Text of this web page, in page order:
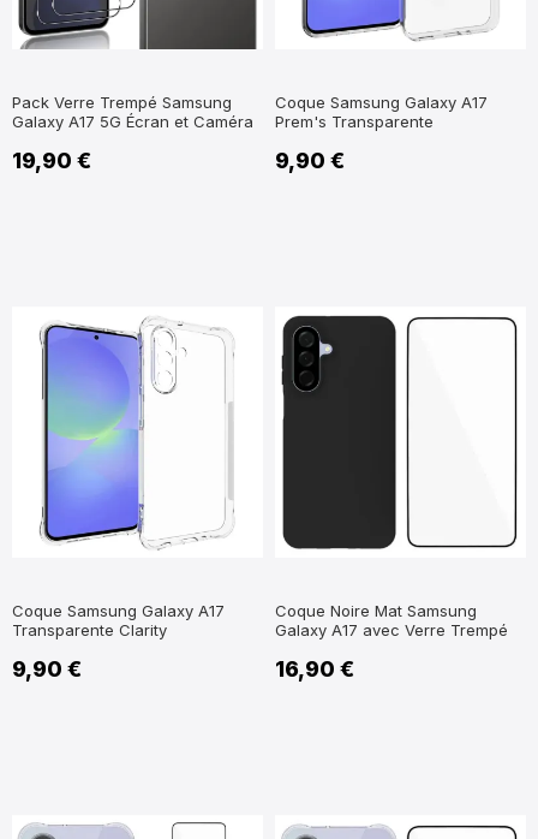
Pack Verre Trempé Samsung
Galaxy A17 5G Écran et Caméra
19,90 €
Coque Samsung Galaxy A17
Prem's Transparente
9,90 €
Coque Samsung Galaxy A17
Transparente Clarity
9,90 €
Coque Noire Mat Samsung
Galaxy A17 avec Verre Trempé
16,90 €